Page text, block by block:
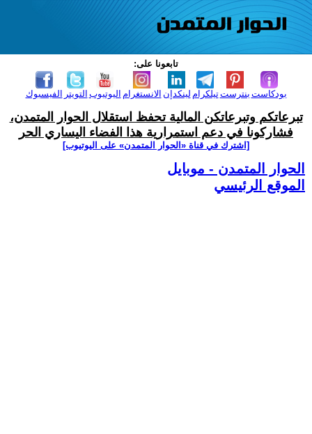
تابعونا على:
الفيسبوك التويتر اليوتيوب الانستغرام لينكدإن تيلكرامبنترست بودكاست
تبرعاتكم وتبرعاتكن المالية تحفظ استقلال الحوار المتمدن،
فشاركونا في دعم استمرارية هذا الفضاء اليساري الحر
[اشترك في قناة ‫«الحوار المتمدن» على اليوتيوب]
الحوار المتمدن - موبايل
الموقع الرئيسي